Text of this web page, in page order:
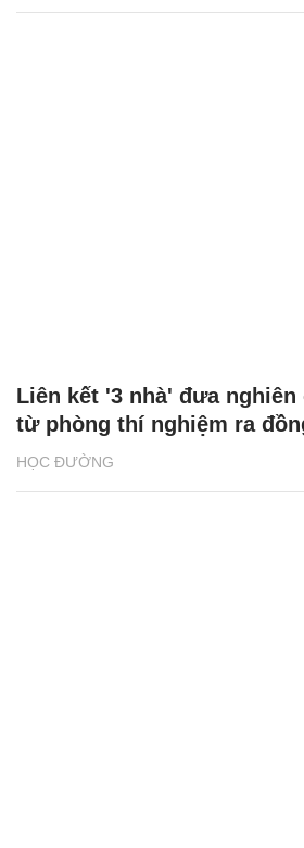
HỌC ĐƯỜNG
Liên kết '3 nhà' đưa
từ phòng thí nghiệm ra